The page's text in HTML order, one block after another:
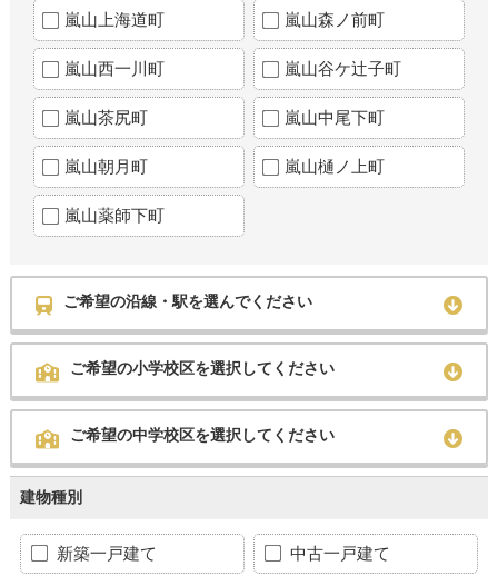
嵐山上海道町 嵐山森ノ前町
嵐山西一川町 嵐山谷ケ辻子町
嵐山茶尻町 嵐山中尾下町
嵐山朝月町 嵐山樋ノ上町
嵐山薬師下町
ご希望の沿線・駅を選んでください
ご希望の小学校区を選択してください
ご希望の中学校区を選択してください
建物種別
新築一戸建て 中古一戸建て